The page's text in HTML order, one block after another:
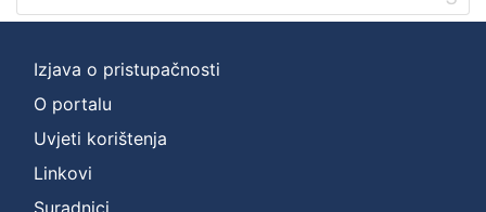
Izjava o pristupačnosti
O portalu
Uvjeti korištenja
Linkovi
Suradnici